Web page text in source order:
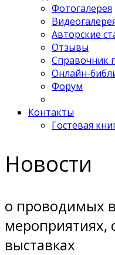
Фотогалерея
Авторские
Отзывы
Справочник
Онлайн-
Форум
Контакты
Гостевая
Новости
о проводимых
мероприятиях,
выставках